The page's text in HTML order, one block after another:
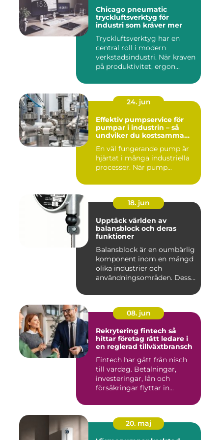
Chicago pneumatic
tryckluftsverktyg för
industri som kräver mer
Tryckluftsverktyg har en
central roll i modern
verkstadsindustri. När kraven
på produktivitet, ergon...
24. jun
Effektiv pumpservice för
pumpar i industrin – så
undviker du kostsamma
En väl fungerande pump är
hjärtat i många industriella
processer. När pump...
18. jun
Upptäck världen av
balansblock och deras
funktioner
Balansblock är en oumbärlig
komponent inom en mängd
olika industrier och
användningsområden. Dessa
08. jun
Rekrytering fintech så
hittar företag rätt ledare i
en reglerad tillväxtbransch
Fintech har gått från nisch
till vardag. Betalningar,
investeringar, lån och
försäkringar flyttar in...
20. maj